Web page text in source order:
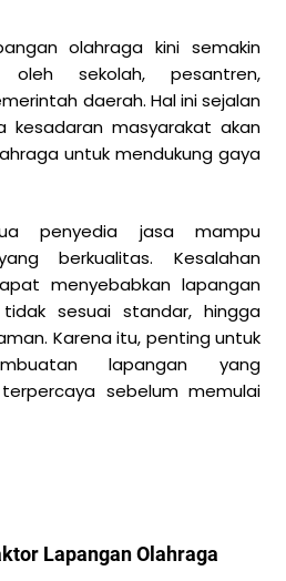
olahraga kini semakin
oleh sekolah, pesantren,
daerah. Hal ini sejalan
kesadaran masyarakat akan
untuk mendukung gaya
penyedia jasa mampu
berkualitas. Kesalahan
menyebabkan lapangan
sesuai standar, hingga
Karena itu, penting untuk
lapangan yang
sebelum memulai
Lapangan Olahraga